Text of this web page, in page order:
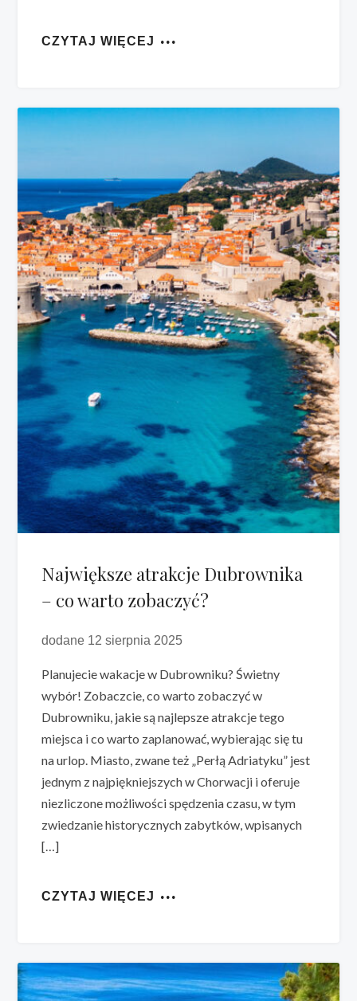
CZYTAJ WIĘCEJ
Największe atrakcje Dubrownika
– co warto zobaczyć?
dodane 12 sierpnia 2025
Planujecie wakacje w Dubrowniku? Świetny
wybór! Zobaczcie, co warto zobaczyć w
Dubrowniku, jakie są najlepsze atrakcje tego
miejsca i co warto zaplanować, wybierając się tu
na urlop. Miasto, zwane też „Perłą Adriatyku” jest
jednym z najpiękniejszych w Chorwacji i oferuje
niezliczone możliwości spędzenia czasu, w tym
zwiedzanie historycznych zabytków, wpisanych
[…]
CZYTAJ WIĘCEJ